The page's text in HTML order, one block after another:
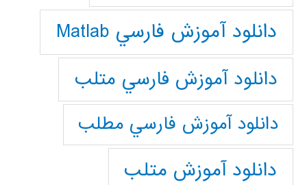
دانلود آموزش فارسي Matlab
دانلود آموزش فارسي متلب
دانلود آموزش فارسي مطلب
دانلود آموزش متلب